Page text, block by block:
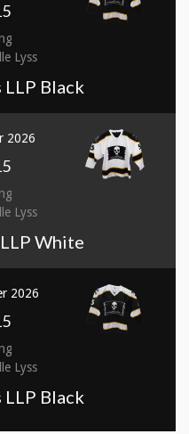
Lyss
LLP Black
2026
Lyss
White
2026
Lyss
LLP Black